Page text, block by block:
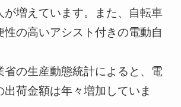
が増えています。また、自転車
性の高いアシスト付きの電動自
省の生産動態統計によると、電
出荷金額は年々増加していま